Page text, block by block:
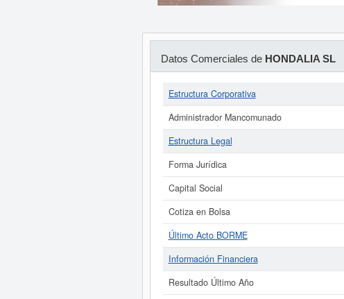
Datos Comerciales de HONDALIA SL
Estructura Corporativa
Administrador Mancomunado
Estructura Legal
Forma Jurídica
Capital Social
Cotiza en Bolsa
Último Acto BORME
Información Financiera
Resultado Último Año